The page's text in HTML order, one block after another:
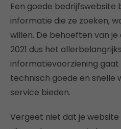
Een goede bedrijfswebsite
informatie die ze zoeken,
willen. De behoeften van
2021 dus het
informatievoorziening
technisch goede en snelle
service bieden.
Vergeet niet dat je website